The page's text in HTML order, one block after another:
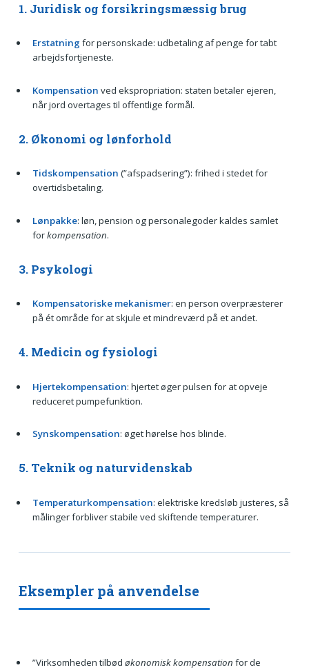
1. Juridisk og forsikringsmæssig brug
Erstatning for personskade: udbetaling af penge for tabt
arbejdsfortjeneste.
Kompensation ved ekspropriation: staten betaler ejeren,
når jord overtages til offentlige formål.
2. Økonomi og lønforhold
Tidskompensation (”afspadsering”): frihed i stedet for
overtidsbetaling.
Lønpakke: løn, pension og personalegoder kaldes samlet
forkompensation.
3. Psykologi
Kompensatoriske mekanismer: en person overpræsterer
på ét område for at skjule et mindreværd på et andet.
4. Medicin og fysiologi
Hjertekompensation: hjertet øger pulsen for at opveje
reduceret pumpefunktion.
Synskompensation: øget hørelse hos blinde.
5. Teknik og naturvidenskab
Temperaturkompensation: elektriske kredsløb justeres, så
målinger forbliver stabile ved skiftende temperaturer.
Eksempler på anvendelse
”Virksomheden tilbød økonomisk kompensation for de